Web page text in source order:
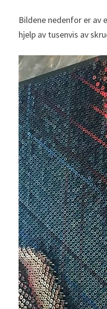
Bildene nedenfor er av
hjelp av tusenvis av